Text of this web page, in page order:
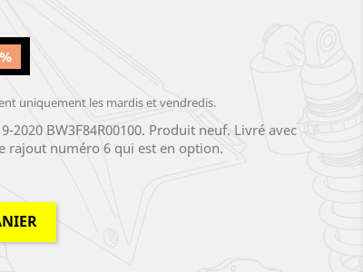
uniquement les mardis et vendredis.
2020 BW3F84R00100. Produit neuf. Livré avec
rajout numéro 6 qui est en option.